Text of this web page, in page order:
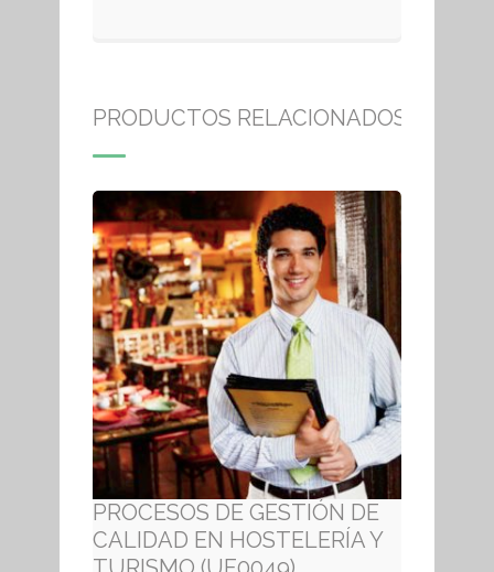
PRODUCTOS RELACIONADOS
PROCESOS DE GESTIÓN DE
CALIDAD EN HOSTELERÍA Y